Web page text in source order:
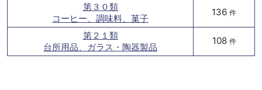
第３０類
コーヒー、調味料、菓子
136 件
第２１類
台所用品、ガラス・陶器製品
108 件